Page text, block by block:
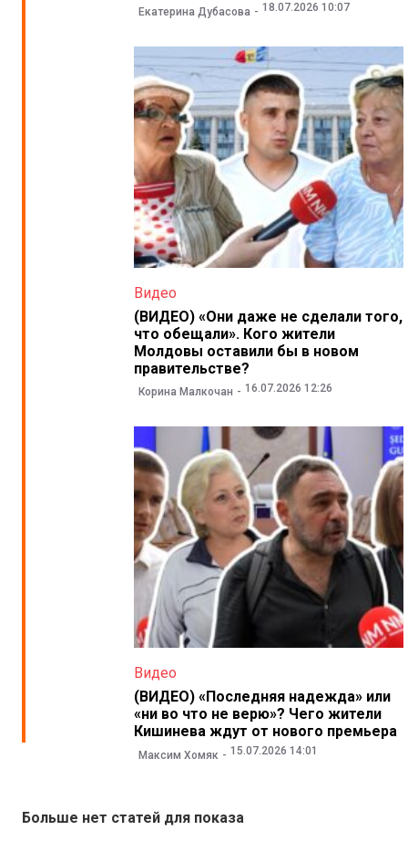
Екатерина Дубасова 18.07.2026 10:07
Видео
(ВИДЕО) «Они даже не сделали того,
что обещали». Кого жители
Молдовы оставили бы в новом
правительстве?
Корина Малкочан 16.07.2026 12:26
Видео
(ВИДЕО) «Последняя надежда» или
«ни во что не верю»? Чего жители
Кишинева ждут от нового премьера
Максим Хомяк 15.07.2026 14:01
Больше нет статей для показа